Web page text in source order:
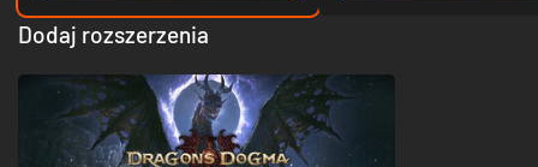
Dodaj rozszerzenia